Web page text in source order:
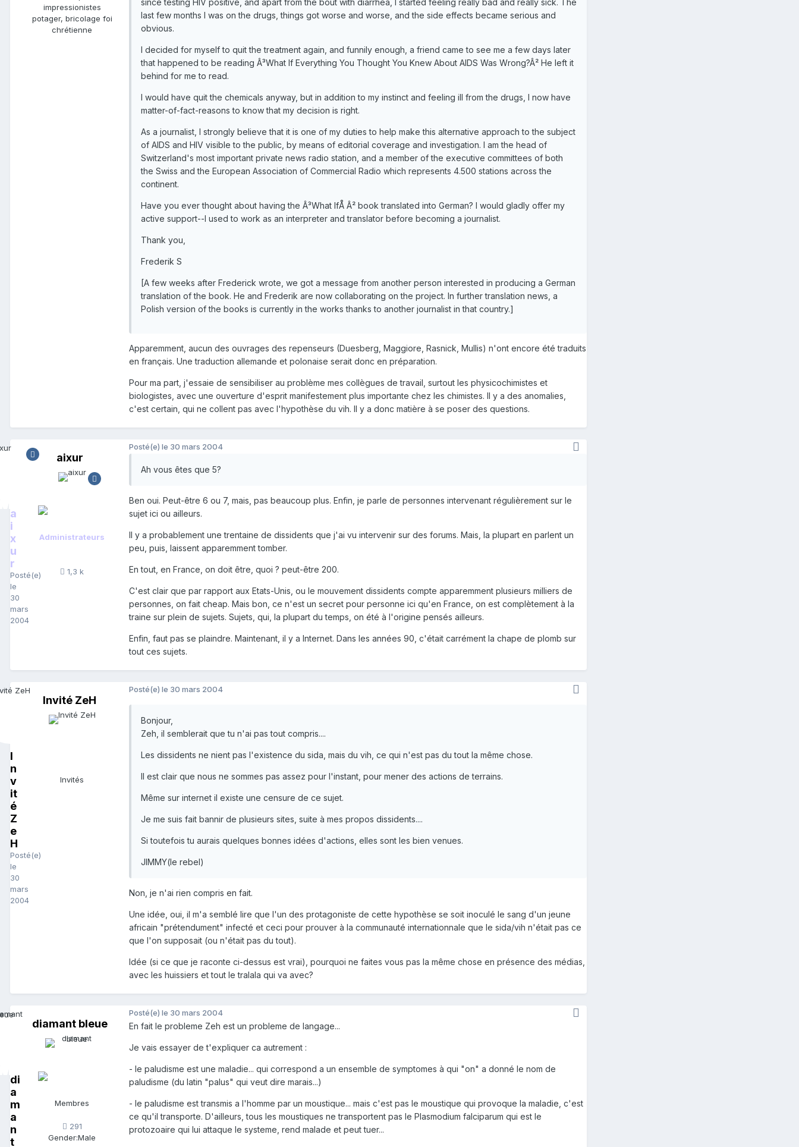
impressionistes
potager, bricolage foi
chrétienne
since testing HIV positive, and apart from the bout with diarrhea, I started feeling really bad and really sick. The
last few months I was on the drugs, things got worse and worse, and the side effects became serious and
obvious.
I decided for myself to quit the treatment again, and funnily enough, a friend came to see me a few days later
that happened to be reading Â³What If Everything You Thought You Knew About AIDS Was Wrong?Â² He left it
behind for me to read.
I would have quit the chemicals anyway, but in addition to my instinct and feeling ill from the drugs, I now have
matter-of-fact-reasons to know that my decision is right.
As a journalist, I strongly believe that it is one of my duties to help make this alternative approach to the subject
of AIDS and HIV visible to the public, by means of editorial coverage and investigation. I am the head of
Switzerland's most important private news radio station, and a member of the executive committees of both
the Swiss and the European Association of Commercial Radio which represents 4.500 stations across the
continent.
Have you ever thought about having the Â³What IfÅ Â² book translated into German? I would gladly offer my
active support--I used to work as an interpreter and translator before becoming a journalist.
Thank you,
Frederik S
[A few weeks after Frederick wrote, we got a message from another person interested in producing a German
translation of the book. He and Frederik are now collaborating on the project. In further translation news, a
Polish version of the books is currently in the works thanks to another journalist in that country.]
Apparemment, aucun des ouvrages des repenseurs (Duesberg, Maggiore, Rasnick, Mullis) n'ont encore été traduits
en français. Une traduction allemande et polonaise serait donc en préparation.
Pour ma part, j'essaie de sensibiliser au problème mes collègues de travail, surtout les physicochimistes et
biologistes, avec une ouverture d'esprit manifestement plus importante chez les chimistes. Il y a des anomalies,
c'est certain, qui ne collent pas avec l'hypothèse du vih. Il y a donc matière à se poser des questions.
a
i
x
u
r
Posté(e)
le
30
mars
2004
aixur
Administrateurs
1,3 k
Posté(e) le 30 mars 2004
Ah vous êtes que 5?
Ben oui. Peut-être 6 ou 7, mais, pas beaucoup plus. Enfin, je parle de personnes intervenant régulièrement sur le
sujet ici ou ailleurs.
Il y a probablement une trentaine de dissidents que j'ai vu intervenir sur des forums. Mais, la plupart en parlent un
peu, puis, laissent apparemment tomber.
En tout, en France, on doit être, quoi ? peut-être 200.
C'est clair que par rapport aux Etats-Unis, ou le mouvement dissidents compte apparemment plusieurs milliers de
personnes, on fait cheap. Mais bon, ce n'est un secret pour personne ici qu'en France, on est complètement à la
traine sur plein de sujets. Sujets, qui, la plupart du temps, on été à l'origine pensés ailleurs.
Enfin, faut pas se plaindre. Maintenant, il y a Internet. Dans les années 90, c'était carrément la chape de plomb sur
tout ces sujets.
I
n
v
it
é
Z
e
H
Posté(e)
le
30
mars
2004
Invité ZeH
Invités
Posté(e) le 30 mars 2004
Bonjour,
Zeh, il semblerait que tu n'ai pas tout compris....
Les dissidents ne nient pas l'existence du sida, mais du vih, ce qui n'est pas du tout la même chose.
Il est clair que nous ne sommes pas assez pour l'instant, pour mener des actions de terrains.
Même sur internet il existe une censure de ce sujet.
Je me suis fait bannir de plusieurs sites, suite à mes propos dissidents....
Si toutefois tu aurais quelques bonnes idées d'actions, elles sont les bien venues.
JIMMY(le rebel)
Non, je n'ai rien compris en fait.
Une idée, oui, il m'a semblé lire que l'un des protagoniste de cette hypothèse se soit inoculé le sang d'un jeune
africain "prétendument" infecté et ceci pour prouver à la communauté internationnale que le sida/vih n'était pas ce
que l'on supposait (ou n'était pas du tout).
Idée (si ce que je raconte ci-dessus est vrai), pourquoi ne faites vous pas la même chose en présence des médias,
avec les huissiers et tout le tralala qui va avec?
di
a
m
a
n
t
diamant bleue
Membres
291
Gender:Male
Posté(e) le 30 mars 2004
En fait le probleme Zeh est un probleme de langage...
Je vais essayer de t'expliquer ca autrement :
- le paludisme est une maladie... qui correspond a un ensemble de symptomes à qui "on" a donné le nom de
paludisme (du latin "palus" qui veut dire marais...)
- le paludisme est transmis a l'homme par un moustique... mais c'est pas le moustique qui provoque la maladie, c'est
ce qu'il transporte. D'ailleurs, tous les moustiques ne transportent pas le Plasmodium falciparum qui est le
protozoaire qui lui attaque le systeme, rend malade et peut tuer...